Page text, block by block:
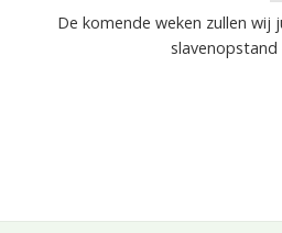
De komende weken zullen wij
slavenopstand